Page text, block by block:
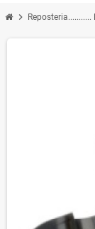
chevron_right